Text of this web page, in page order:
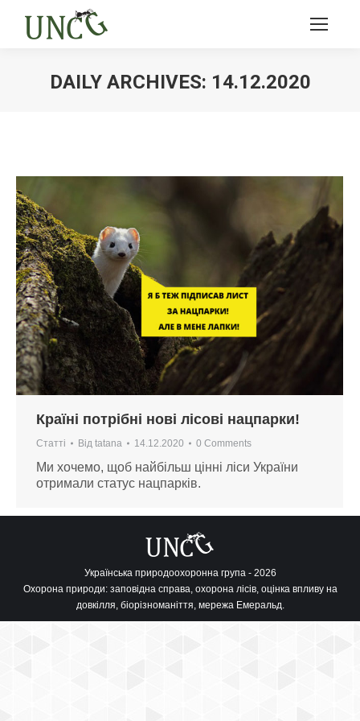
DAILY ARCHIVES: 14.12.2020
Країні потрібні нові лісові нацпарки!
Статті Від tatana 14.12.2020 0 Comments
Ми хочемо, щоб найбільш цінні ліси України
отримали статус нацпарків.
Українська природоохоронна група - 2026
Охорона природи: заповідна справа, охорона лісів, оцінка впливу на
довкілля, біорізноманіття, мережа Емеральд.